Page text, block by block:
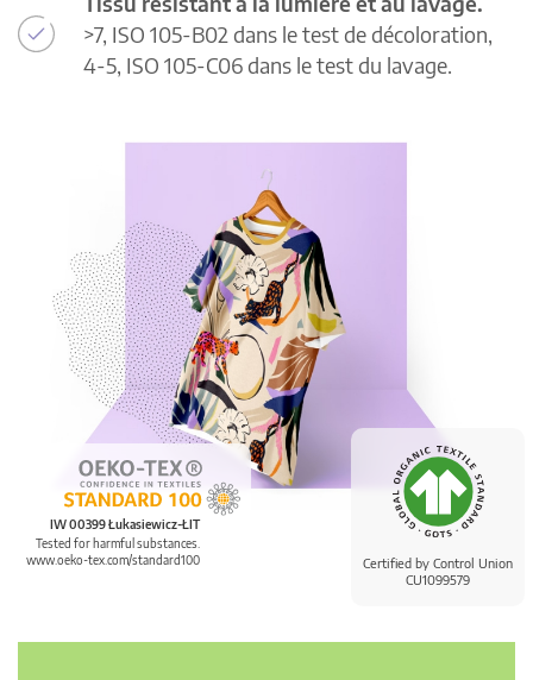
Certified by Control Union
CU1099579
IW 00399 Łukasiewicz-ŁIT
Tested for harmful substances.
www.oeko-tex.com/standard100
>7, ISO 105-B02 dans le test de décoloration,
4-5, ISO 105-C06 dans le test du lavage.